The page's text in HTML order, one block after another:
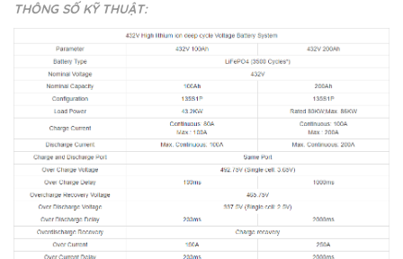
THÔNG SỐ KỸ THUẬT: